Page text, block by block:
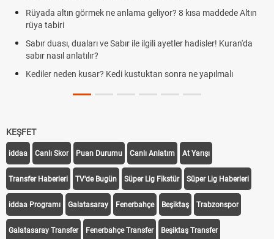
Rüyada altın görmek ne anlama geliyor? 8 kısa maddede Altın
rüya tabiri
Sabır duası, duaları ve Sabır ile ilgili ayetler hadisler! Kuran'da
sabır nasıl anlatılır?
Kediler neden kusar? Kedi kustuktan sonra ne yapılmalı
KEŞFET
iddaa Canlı Skor Puan Durumu Canlı Anlatım At Yarışı
Transfer Haberleri TV'de Bugün Süper Lig Fikstür Süper Lig Haberleri
iddaa Programı Galatasaray Fenerbahçe Beşiktaş Trabzonspor
Galatasaray Transfer Fenerbahçe Transfer Beşiktaş Transfer